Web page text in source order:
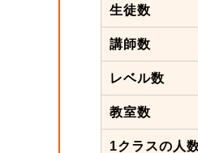
生徒数
講師数
レベル数
教室数
1クラスの人